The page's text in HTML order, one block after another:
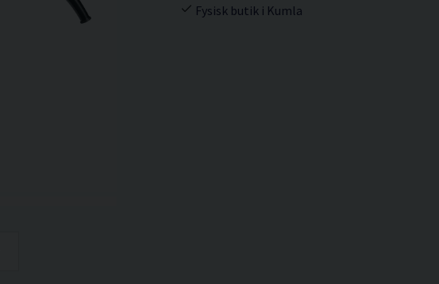
Fysisk butik i Kumla